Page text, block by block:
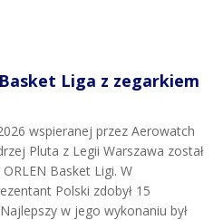
Liga z zegarkiem
wspieranej przez Aerowatch
Pluta z Legii Warszawa został
Basket Ligi. W
Polski zdobył 15
w jego wykonaniu był